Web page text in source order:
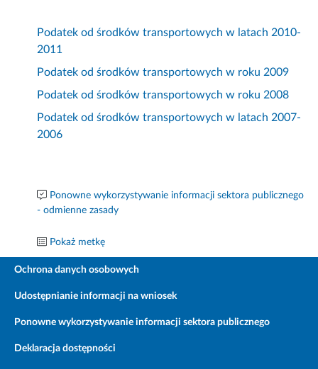
Podatek od środków transportowych w latach 2010-
2011
Podatek od środków transportowych w roku 2009
Podatek od środków transportowych w roku 2008
Podatek od środków transportowych w latach 2007-
2006
Ponowne wykorzystywanie informacji sektora publicznego
- odmienne zasady
Pokaż metkę
Ochrona danych osobowych
Udostępnianie informacji na wniosek
Ponowne wykorzystywanie informacji sektora publicznego
Deklaracja dostępności